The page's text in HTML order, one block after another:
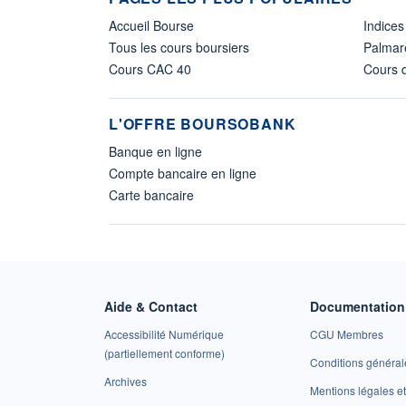
Accueil Bourse
Tous les cours boursiers
Cours CAC 40
Cours
L'OFFRE BOURSOBANK
Banque en ligne
Compte bancaire en ligne
Carte bancaire
Aide & Contact
Accessibilité Numérique
(partiellement conforme)
Archives
CGU Membres
Conditions
Mentions légales